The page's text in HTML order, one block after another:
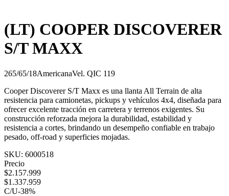
(LT) COOPER DISCOVERER
S/T MAXX
265/65/18AmericanaVel. QIC 119
Cooper Discoverer S/T Maxx es una llanta All Terrain de alta
resistencia para camionetas, pickups y vehículos 4x4, diseñada para
ofrecer excelente tracción en carretera y terrenos exigentes. Su
construcción reforzada mejora la durabilidad, estabilidad y
resistencia a cortes, brindando un desempeño confiable en trabajo
pesado, off-road y superficies mojadas.
SKU: 6000518
Precio
$2.157.999
$1.337.959
C/U-38%